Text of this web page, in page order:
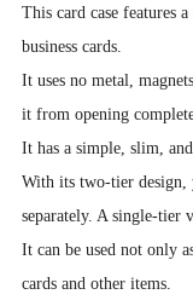
This card case features
business cards.
It uses no metal,
it from opening
It has a simple, slim,
With its two-tier design,
separately. A single-tier
It can be used not only
cards and other items.